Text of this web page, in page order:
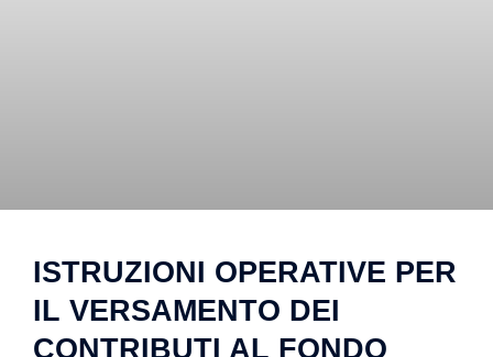
ISTRUZIONI OPERATIVE PER
IL VERSAMENTO DEI
CONTRIBUTI AL FONDO